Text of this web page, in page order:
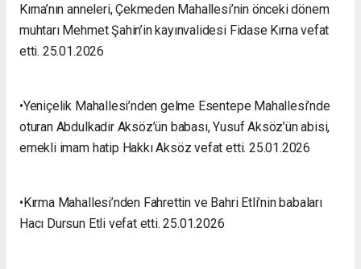
Kırna’nın anneleri, Çekmeden Mahallesi’nin önceki dönem
muhtarı Mehmet Şahin’in kayınvalidesi Fidase Kırna vefat
etti. 25.01.2026
•Yeniçelik Mahallesi’nden gelme Esentepe Mahallesi’nde
oturan Abdulkadir Aksöz’ün babası, Yusuf Aksöz’ün abisi,
emekli imam hatip Hakkı Aksöz vefat etti. 25.01.2026
•Kırma Mahallesi’nden Fahrettin ve Bahri Etli’nin babaları
Hacı Dursun Etli vefat etti. 25.01.2026